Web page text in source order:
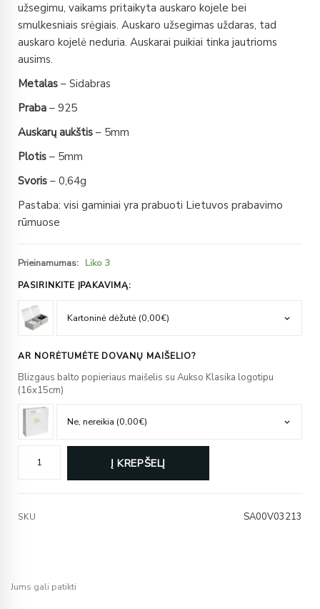
užsegimu, vaikams pritaikyta auskaro kojele bei
smulkesniais srėgiais. Auskaro užsegimas uždaras, tad
auskaro kojelė neduria. Auskarai puikiai tinka jautrioms
ausims.
Metalas – Sidabras
Praba – 925
Auskarų aukštis – 5mm
Plotis – 5mm
Svoris – 0,64g
Pastaba: visi gaminiai yra prabuoti Lietuvos prabavimo
rūmuose
Prieinamumas: Liko 3
PASIRINKITE ĮPAKAVIMĄ:
AR NORĖTUMĖTE DOVANŲ MAIŠELIO?
Blizgaus balto popieriaus maišelis su Aukso Klasika logotipu
(16x15cm)
Į KREPŠELĮ
SKU SA00V03213
Jums gali patikti